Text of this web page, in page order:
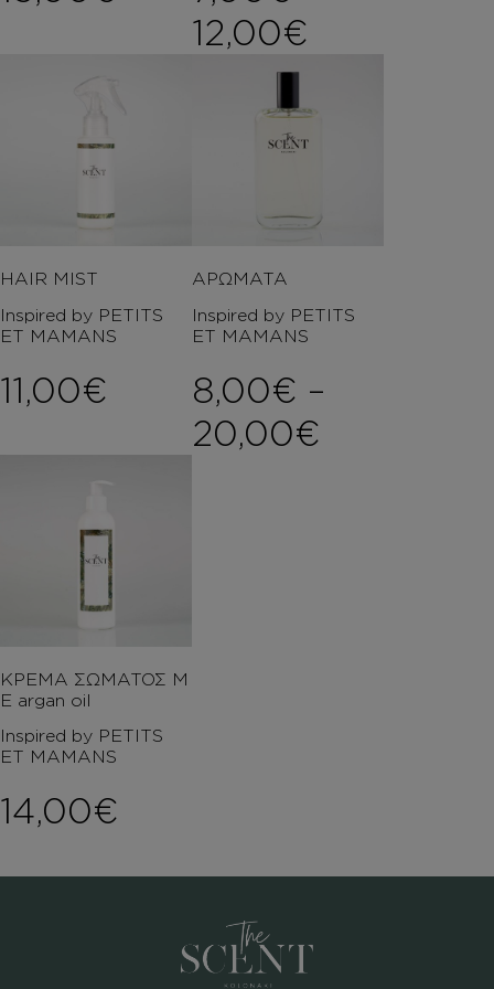
12,00€
HAIR MIST
Inspired by PETITS
ET MAMANS
11,00€
ΑΡΩΜΑΤΑ
Inspired by PETITS
ET MAMANS
8,00€ –
20,00€
ΚΡΕΜΑ ΣΩΜΑΤΟΣ Μ
Ε argan oil
Inspired by PETITS
ET MAMANS
14,00€